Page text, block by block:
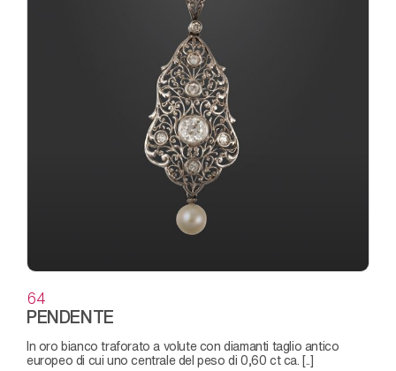
64
PENDENTE
in oro bianco traforato a volute con diamanti taglio antico
europeo di cui uno centrale del peso di 0,60 ct ca. [..]